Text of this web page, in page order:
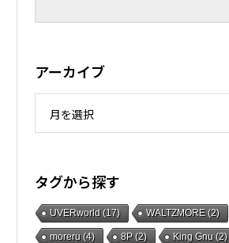
アーカイブ
月を選択
タグから探す
UVERworld (17) WALTZMORE(2)
moreru (4) 8P(2) King Gnu (2)